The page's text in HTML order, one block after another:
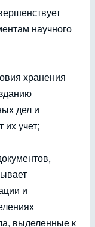
научного
хранения
дел и
их учет;
и
выделенные к